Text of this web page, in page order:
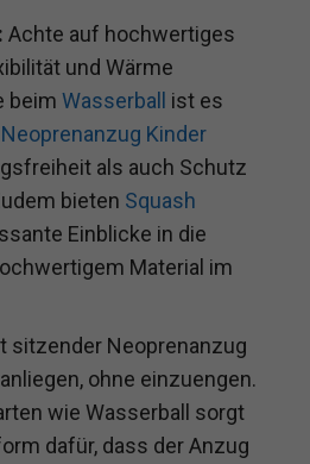
Achte auf hochwertiges
und Wärme
beim Wasserball ist es
Neoprenanzug Kinder
als auch Schutz
bieten Squash
Einblicke in die
Material im
sitzender Neoprenanzug
ohne einzuengen.
wie Wasserball sorgt
dafür, dass der Anzug